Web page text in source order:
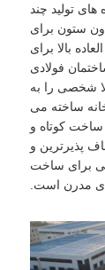
تولید چند
ستون برای
بالا برای
فولادی
شخصی را به
ساخته می
ساخت کوتاه و
پذیرترین و
برای ساخت
مدرن است.